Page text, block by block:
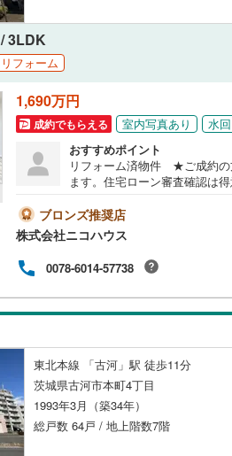
/ 3LDK
リフォーム
1,690万円
成約でもらえる 室内写真あり
水
おすすめポイント
リフォーム済物件 ★ご成約の
ます。住宅ローン審査確認は
ブロンズ推奨店
株式会社ニコハウス
0078-6014-57738
東北本線 「古河」駅 徒歩11分
茨城県古河市本町4丁目
1993年3月（築34年）
総戸数 64戸 / 地上階数7階
販売、価格、契約、入居関連など
即入居可能
オンライン対応
オンライン内見(相談)可（0）
オンライン対応とは？